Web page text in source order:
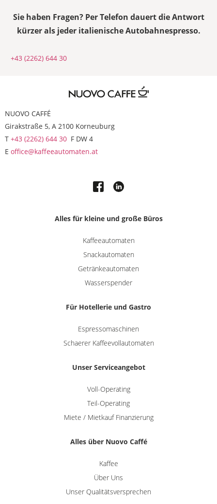
Sie haben Fragen? Per Telefon dauert die Antwort
kürzer als jeder italienische Autobahnespresso.
+43 (2262) 644 30
NUOVO CAFFÉ
Girakstraße 5, A 2100 Korneuburg
T +43 (2262) 644 30 F DW 4
E office@kaffeeautomaten.at
Alles für kleine und große Büros
Kaffeeautomaten
Snackautomaten
Getränkeautomaten
Wasserspender
Für Hotellerie und Gastro
Espressomaschinen
Schaerer Kaffeevollautomaten
Unser Serviceangebot
Voll-Operating
Teil-Operating
Miete / Mietkauf Finanzierung
Alles über Nuovo Caffé
Kaffee
Über Uns
Unser Qualitätsversprechen